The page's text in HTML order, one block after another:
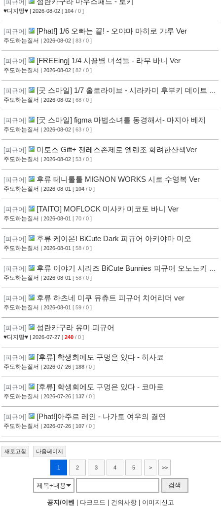
[피규어]
♥디지땅♥ | 2026-08-02 [ 104 / 0 ]
[피규어] [Phat!] 1/6 오빠는 끝! - 오야마 마히로 갸루 Ver
주도하는질서 | 2026-08-02 [ 83 / 0 ]
[피규어] [FREEing] 1/4 시끌별 녀석들 - 라무 바니 Ver
주도하는질서 | 2026-08-02 [ 82 / 0 ]
[피규어]
[굿 스마일] 1/7 홀로라이브 - 시라카미 후부키 데이트 스
타일 사복 의상
주도하는질서 | 2026-08-02 [ 68 / 0 ]
[피규어] [굿 스마일] figma 마법소녀를 동경해서- 마지아 베제
주도하는질서 | 2026-08-02 [ 63 / 0 ]
[피규어] 미토스 Gift+ 젠레스존제로 엘렌조 화려한산책Ver
주도하는질서 | 2026-08-02 [ 53 / 0 ]
[피규어] 후류 테니톨톨 MIGNON WORKS 시로 수영복 Ver
주도하는질서 | 2026-08-01 [ 104 / 0 ]
[피규어] [TAITO] MOFLOCK 미사카 미코토 바니 Ver
주도하는질서 | 2026-08-01 [ 70 / 0 ]
[피규어] 후류 케이온! BiCute Dark 피규어 아키야마 미오
주도하는질서 | 2026-08-01 [ 58 / 0 ]
[피규어]
후류 이야기 시리즈 BiCute Bunnies 피규어 오노노키 요
츠기
주도하는질서 | 2026-08-01 [ 58 / 0 ]
[피규어] 후류 하츠네 미쿠 뮤츄트 피규어 치어리더 ver
주도하는질서 | 2026-08-01 [ 59 / 0 ]
[피규어] 섬란카구라 유미 피규어
♥디지땅♥ | 2026-07-27 [ 240 / 0 ]
[피규어] [후류] 학생회에도 구멍은 있다 - 히사코
주도하는질서 | 2026-07-26 [ 188 / 0 ]
[피규어] [후류] 학생회에도 구멍은 있다 - 코마로
주도하는질서 | 2026-07-26 [ 137 / 0 ]
[피규어] [Phat!]아주르 레인 - 나가토 여우의 결연
주도하는질서 | 2026-07-26 [ 107 / 0 ]
새로고침 다음페이지
1 2 3 4 5 > >>
제목+내용 검색
공지/이벤 다크모드 건의사항
이미지신고